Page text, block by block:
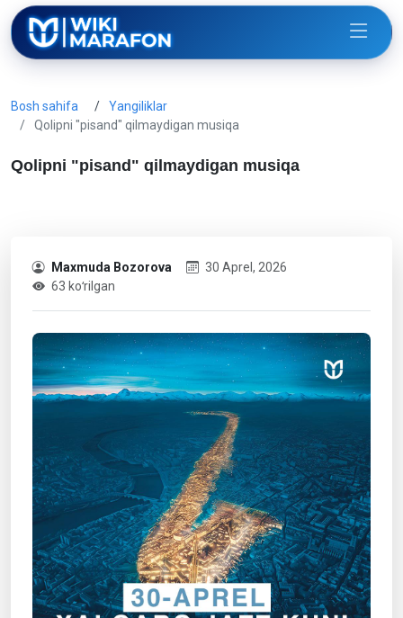
Bosh sahifa
Yangiliklar
Qolipni "pisand" qilmaydigan musiqa
Qolipni "pisand" qilmaydigan musiqa
Maxmuda Bozorova
30 Aprel, 2026
63 koʻrilgan